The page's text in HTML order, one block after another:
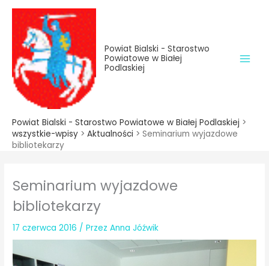
treści
Przejdź
treści
Powiat Bialski - Starostwo
Powiatowe w Białej
Podlaskiej
Powiat Bialski - Starostwo Powiatowe w Białej Podlaskiej >
wszystkie-wpisy > Aktualności > Seminarium wyjazdowe
bibliotekarzy
Seminarium wyjazdowe
bibliotekarzy
17 czerwca 2016 / PrzezAnna Jóźwik